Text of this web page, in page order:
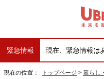
緊急情報 現在、緊急情報は
現在の位置： トップページ > 暮らし